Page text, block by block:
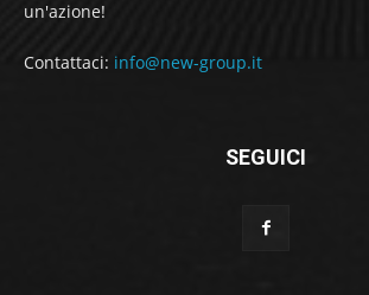
un'azione!
Contattaci: info@new-group.it
SEGUICI